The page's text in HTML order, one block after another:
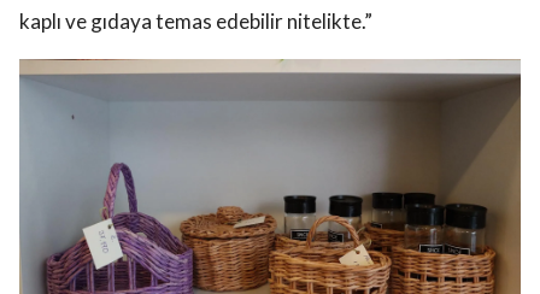
kaplı ve gıdaya temas edebilir nitelikte.”